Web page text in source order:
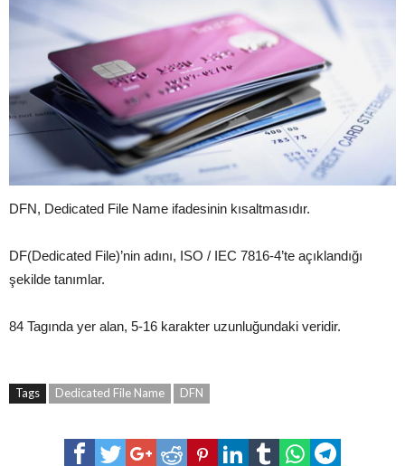
DFN, Dedicated File Name ifadesinin kısaltmasıdır.
DF(Dedicated File)’nin adını, ISO / IEC 7816-4’te açıklandığı
şekilde tanımlar.
84 Tagında yer alan, 5-16 karakter uzunluğundaki veridir.
Tags Dedicated File Name DFN